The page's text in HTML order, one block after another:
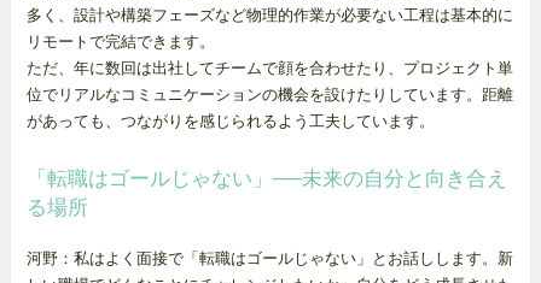
多く、設計や構築フェーズなど物理的作業が必要ない工程は基本的に
リモートで完結できます。
ただ、年に数回は出社してチームで顔を合わせたり、プロジェクト単
位でリアルなコミュニケーションの機会を設けたりしています。距離
があっても、つながりを感じられるよう工夫しています。
「転職はゴールじゃない」──未来の自分と向き合え
る場所
河野：私はよく面接で「転職はゴールじゃない」とお話しします。新